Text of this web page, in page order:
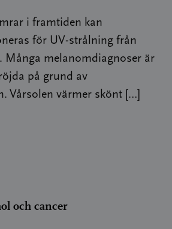
i framtiden kan
för UV-strålning från
Många melanomdiagnoser är
på grund av
Vårsolen värmer skönt […]
och cancer